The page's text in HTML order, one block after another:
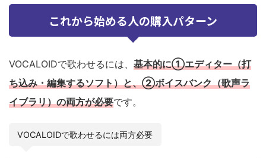
これから始める人の購入パターン
VOCALOIDで歌わせるには、 基本的に①エディター（打
ち込み・編集するソフト）と、②ボイスバンク（歌声ラ
イブラリ）の両方が必要です。
VOCALOIDで歌わせるには両方必要